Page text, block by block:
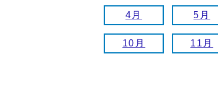
4月 5月
10月 11月